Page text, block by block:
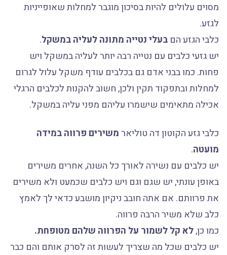
מסוים עלולים להיות בסיכון מוגבר למחלות שאופייניות
לגזע.
כלבי הגזע הם בעלי נטייה מתונה לעליה במשקל.
יש גזעי כלבים עם נטייה רבה יותר לעליה במשקל ויש
פחות. כמו בבני אדם גם בכלבים עודף משקל עלול לגרום
למחלות ובתפקוד תקין ולכן, חשוב להקנות לכלבים הרגלי
אכילה מתאימים שישמרו עליהם מפני עליה במשקל.
כלבי גזע הקוטון דה טוליארמשירים פרווה במידה
מועטה.
יש כלבים עם נשירה לאורך כל השנה, אחרים משירים
באופן עונתי, יש שגם וגם ויש כלבים שכמעט ולא משירים
את פרוותם. אם אתה חובב ניקיון מושבע כדאי לך לאמץ
כלב שלא משיר הרבה פרווה.
כמו כן,לא קל לשמור על הפרווה שלהם מטופחת.
יש כלבים שכל מה שצריך לעשות זה לסרק אותם והם כבר